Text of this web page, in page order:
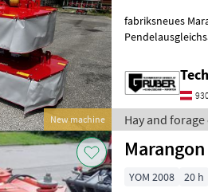
New machine
fabriksneues
Pendelausgleichsaufhängung, *
Hay and
YOM 2008 20 h